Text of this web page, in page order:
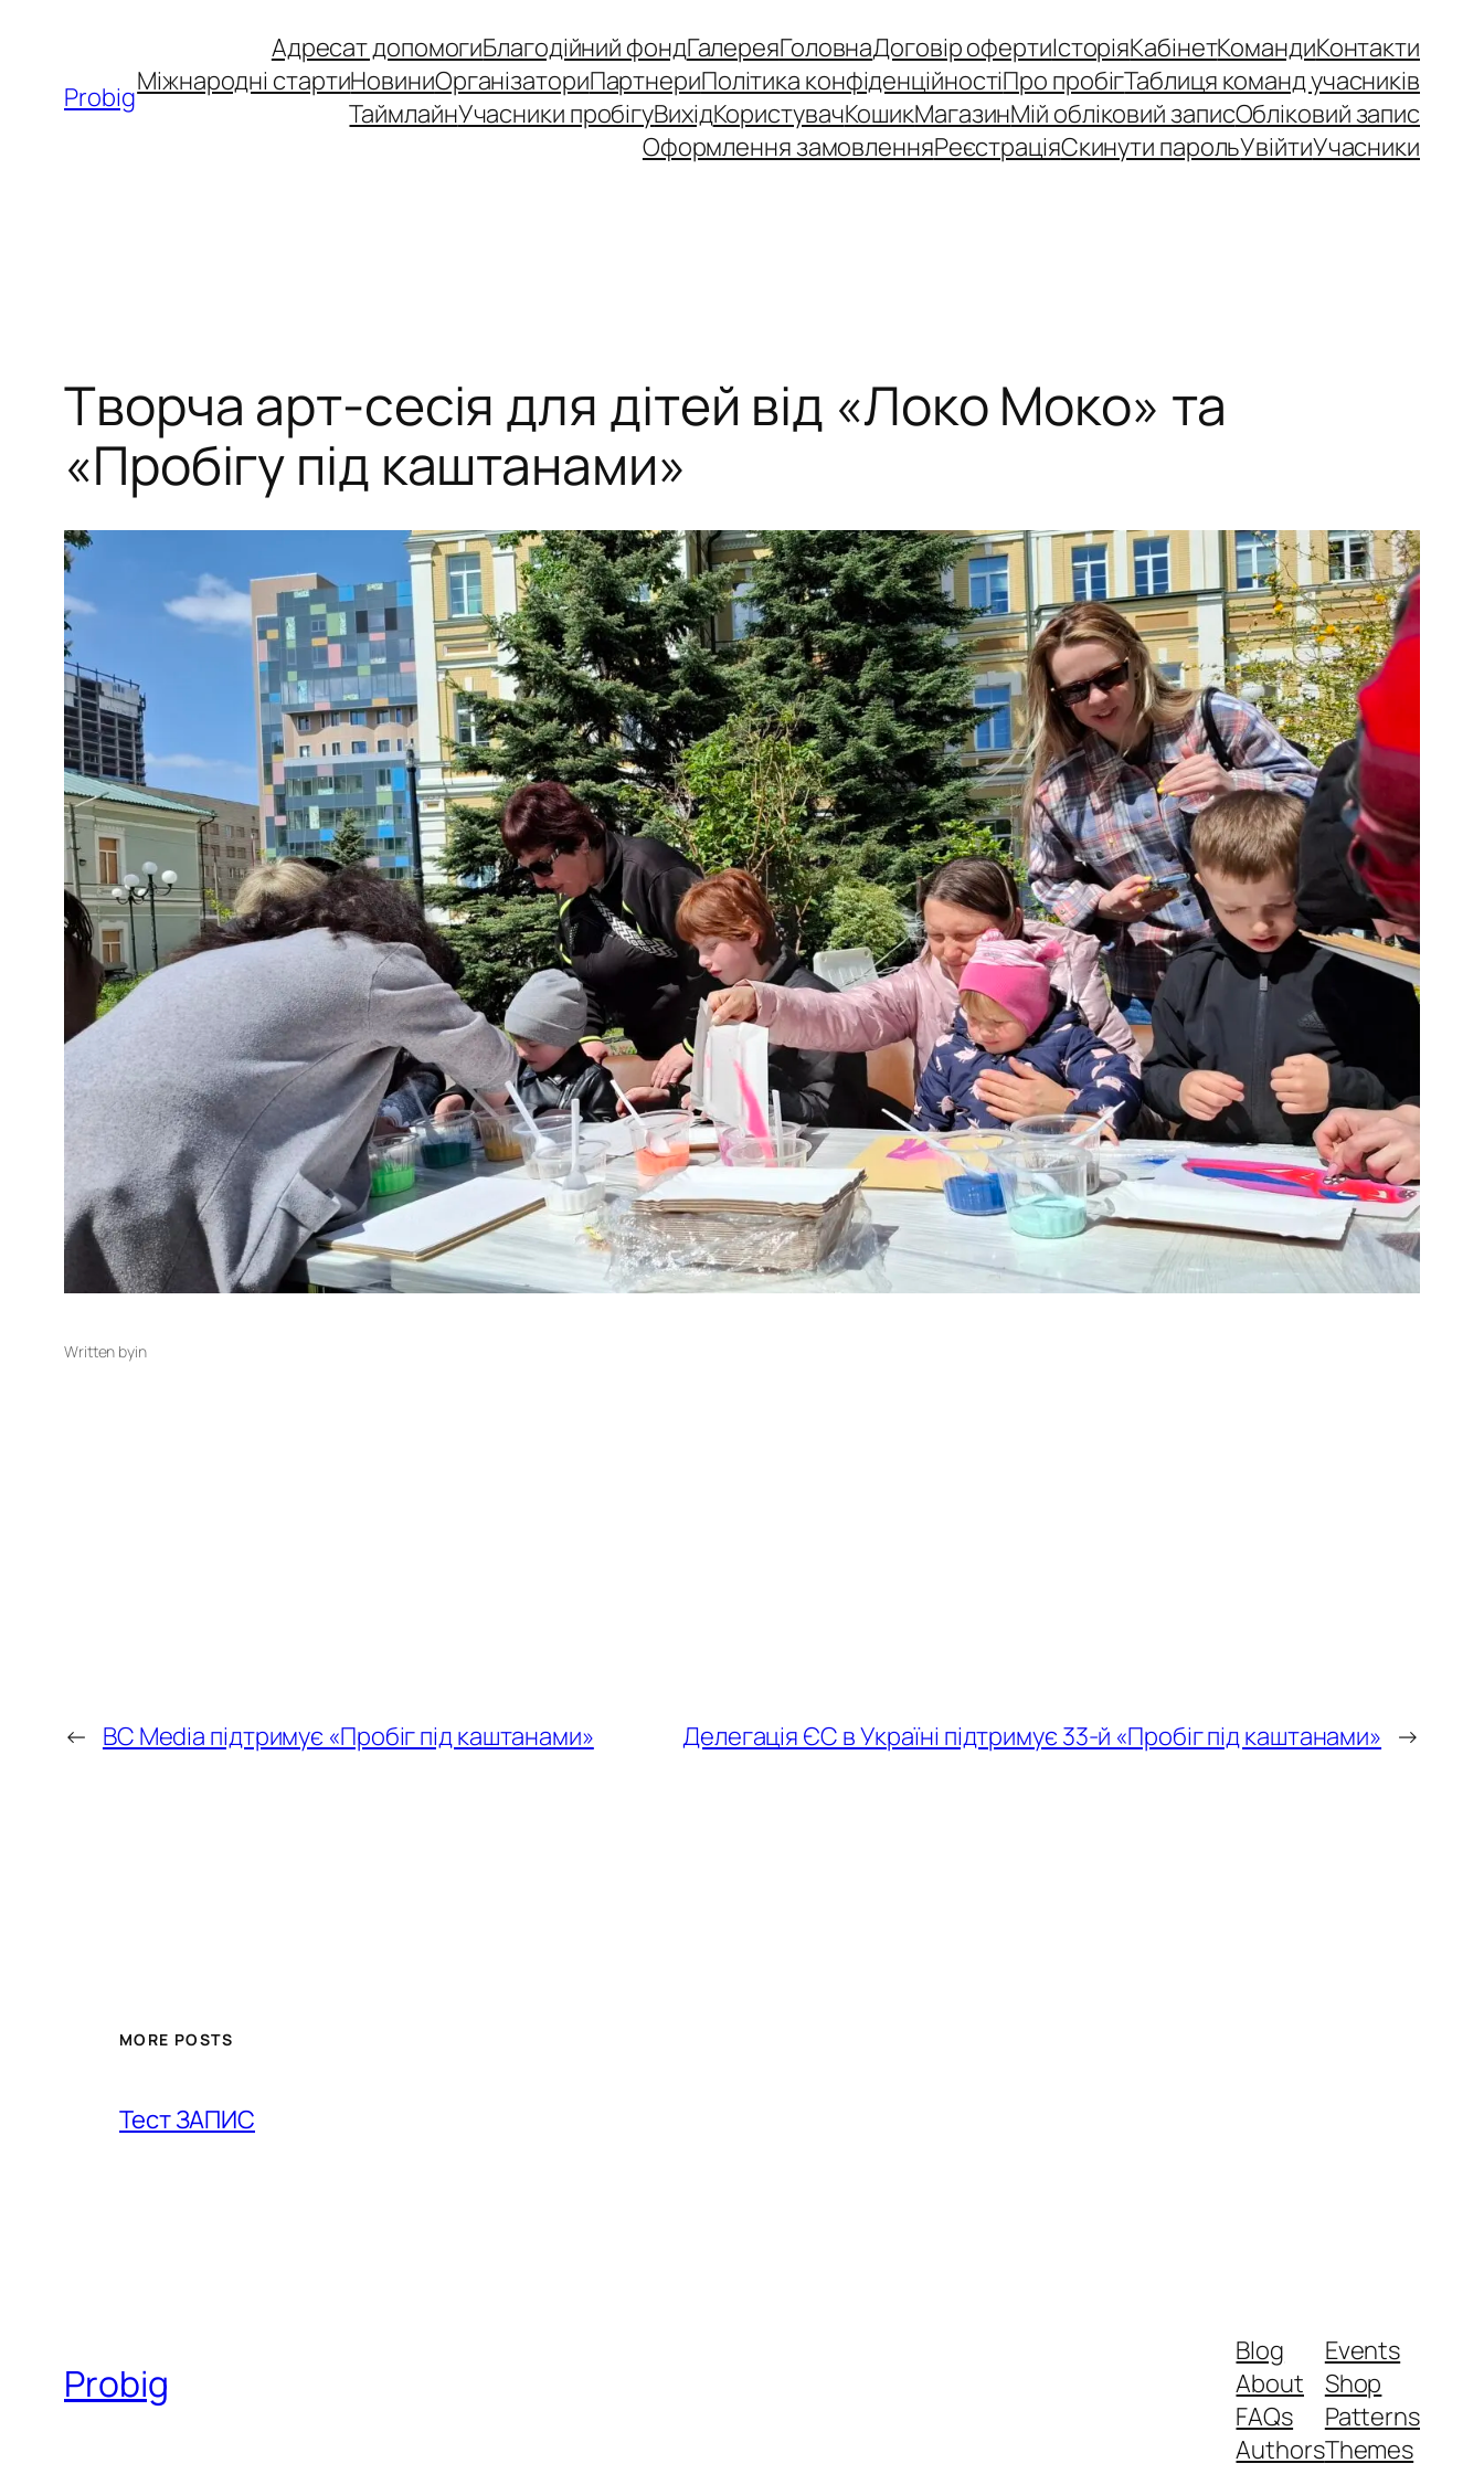
вмістуProbig
Адресат допомогиБлагодійний фондГалереяГоловнаДоговір офертиІсторіяКабінетКомандиКонтакти
Міжнародні стартиНовиниОрганізаториПартнериПолітика конфіденційностіПро пробігТаблиця команд учасників
ТаймлайнУчасники пробігуВихідКористувачКошикМагазинМій обліковий записОбліковий запис
Оформлення замовленняРеєстраціяСкинути парольУвійтиУчасники
Творча арт-сесія для дітей від «Локо Моко» та
«Пробігу під каштанами»
Written byin
← BC Media підтримує «Пробіг під каштанами» Делегація ЄС в Україні підтримує 33-й «Пробіг під каштанами» →
MORE POSTS
Тест ЗАПИС
Probig
Blog
About
FAQs
Authors
Events
Shop
Patterns
Themes